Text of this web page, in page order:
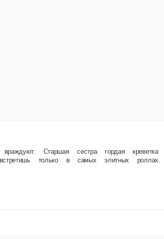
сестра гордая креветка слишком много о себе думает и
и сладким чили, Темпурный ролл с креветкой.